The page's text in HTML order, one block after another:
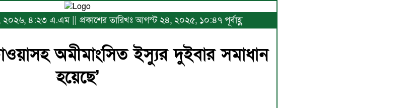
২০২৬, ৪:২৩ এ.এম || প্রকাশের তারিখঃ আগস্ট ২৪, ২০২৫, ১০:৪৭ পূর্বাহ্ণ
অমীমাংসিত ইস্যুর দুইবার সমাধান
হয়েছে’